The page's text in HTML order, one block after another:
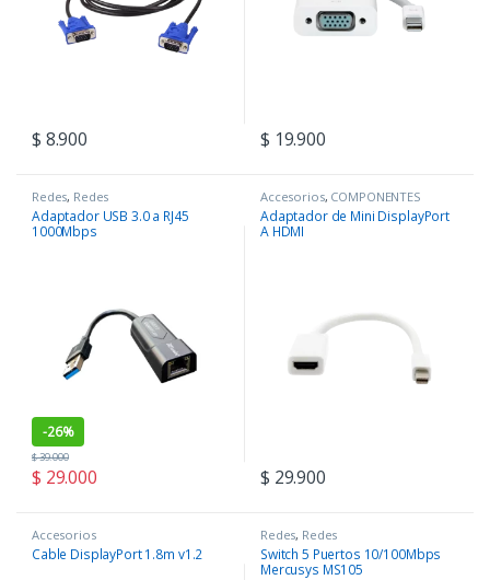
$ 8.900 $ 19.900
Redes, Redes
Adaptador USB 3.0 a RJ45
1000Mbps
-26%
$ 29.000
$39.000
Accesorios, COMPONENTES
Adaptador de Mini DisplayPort
A HDMI
$ 29.900
Accesorios
Cable DisplayPort 1.8m v1.2
Redes, Redes
Switch 5 Puertos 10/100Mbps
Mercusys MS105